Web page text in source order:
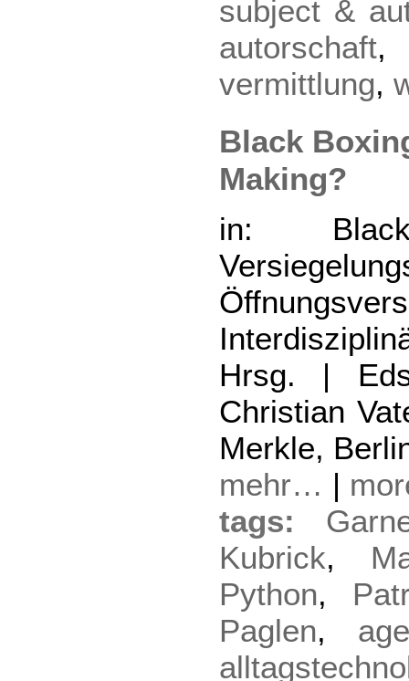
subject &
autorschaft
vermittlung,
Black
Making?
in:
Hrsg. |
Christian
Merkle,
mehr… |
tags:
Kubrick,
Python,
Paglen,